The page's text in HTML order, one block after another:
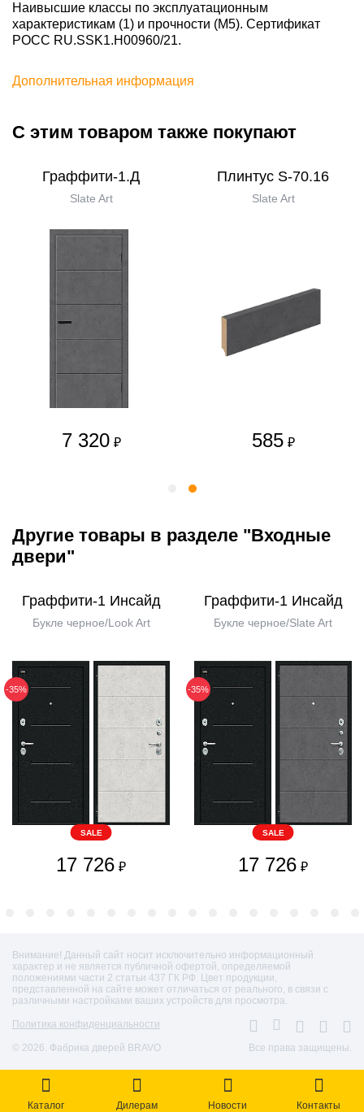
Наивысшие классы по эксплуатационным
характеристикам (1) и прочности (М5). Сертификат
POCC RU.SSK1.H00960/21.
Дополнительная информация
С этим товаром также покупают
Граффити-1.Д
Slate Art
7 320 ₽
Плинтус S-70.16
Slate Art
585 ₽
Другие товары в разделе "Входные
двери"
Граффити-1 Инсайд
Букле черное/Look Art
-35%
SALE
17 726 ₽
Граффити-1 Инсайд
Букле черное/Slate Art
-35%
SALE
17 726 ₽
Внимание! Данный сайт носит исключительно информационный
характер и не является публичной офертой, определяемой
положениями части 2 статьи 437 ГК РФ. Цвет продукции,
представленной на сайте может отличаться от реального, в связи с
различными настройками ваших устройств для просмотра.
Политика конфиденциальности
© 2026. Фабрика дверей BRAVO Все права защищены.
Каталог Дилерам Новости Контакты